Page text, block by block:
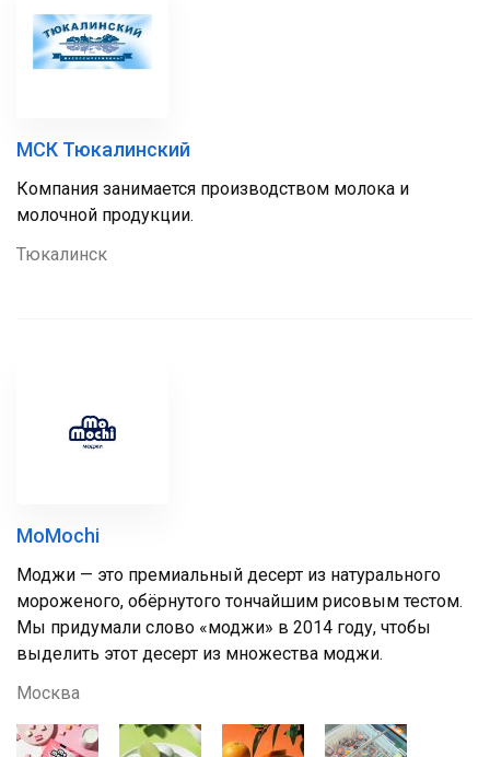
МСК Тюкалинский
Компания занимается производством молока и
молочной продукции.
Тюкалинск
MoMochi
Моджи — это премиальный десерт из натурального
мороженого, обёрнутого тончайшим рисовым тестом.
Мы придумали слово «моджи» в 2014 году, чтобы
выделить этот десерт из множества моджи.
Москва